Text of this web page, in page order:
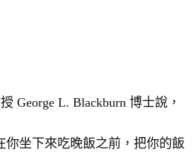
George L. Blackburn 博士說，
你坐下來吃晚飯之前，把你的飯